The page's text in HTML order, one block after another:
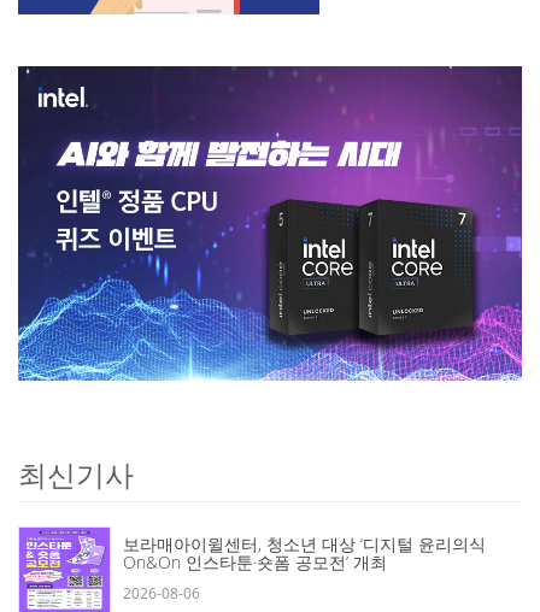
최신기사
보라매아이윌센터, 청소년 대상 ‘디지털 윤리의식
On&On 인스타툰·숏폼 공모전’ 개최
2026-08-06